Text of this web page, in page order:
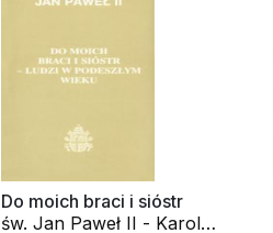
Do moich braci i sióstr
św. Jan Paweł II - Karol